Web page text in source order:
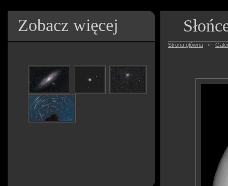
Zobacz więcej
Strona główna »